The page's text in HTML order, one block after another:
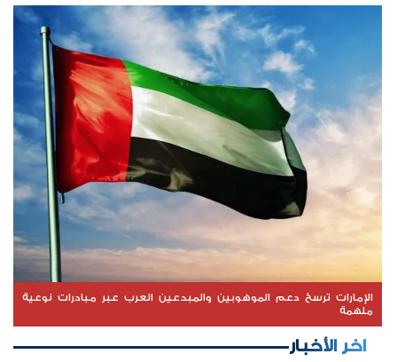
الإمارات ترسخ دعم الموهوبين والمبدعين العرب عبر مبادرات نوعية
ملهمة
اخر الأخبار